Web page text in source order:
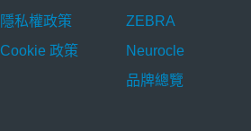
隱私權政策
Cookie 政策
ZEBRA
Neurocle
品牌總覽